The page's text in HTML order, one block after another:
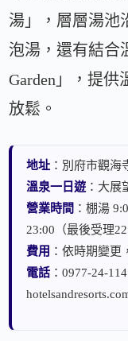
湯」，層層湯池
泡湯，還有結合
Garden」，提
放鬆。
地址 ：別府市觀海
溫泉一日遊 ：大展
營業時間 ：棚湯
23:00（最後受理
費用 ：依時期變
電話 ：0977-24-